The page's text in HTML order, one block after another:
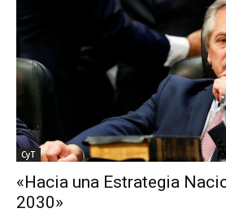
CyT
«Hacia una Estrategia
2030»